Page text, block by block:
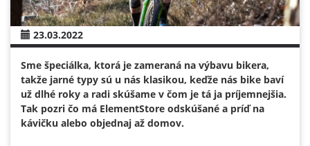
23.03.2022
Sme špeciálka, ktorá je zameraná na výbavu bikera,
takže jarné typy sú u nás klasikou, keďže nás bike baví
už dlhé roky a radi skúšame v čom je tá ja príjemnejšia.
Tak pozri čo má ElementStore odskúšané a príď na
kávičku alebo objednaj až domov.